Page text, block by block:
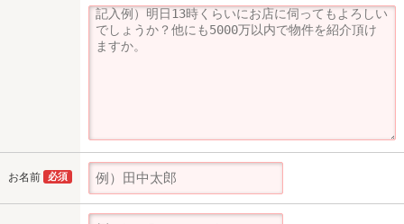
お名前 必須